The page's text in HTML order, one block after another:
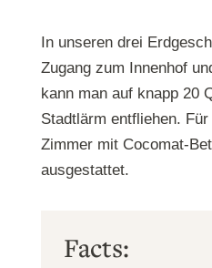
In unseren drei
Zugang zum Innenhof
kann man auf knapp 20
Stadtlärm entfliehen.
Zimmer mit Cocomat-
ausgestattet.
Facts: